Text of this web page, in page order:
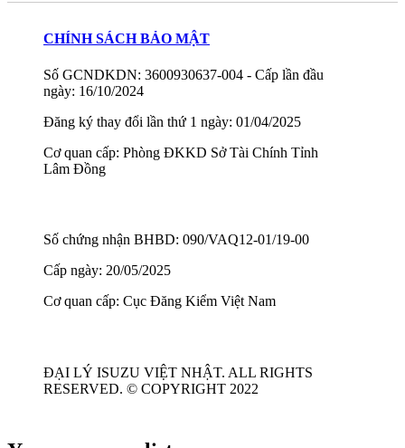
CHÍNH SÁCH BẢO MẬT
Số GCNDKDN: 3600930637-004 - Cấp lần đầu
ngày: 16/10/2024
Đăng ký thay đổi lần thứ 1 ngày: 01/04/2025
Cơ quan cấp: Phòng ĐKKD Sở Tài Chính Tỉnh
Lâm Đồng
Số chứng nhận BHBD: 090/VAQ12-01/19-00
Cấp ngày: 20/05/2025
Cơ quan cấp: Cục Đăng Kiểm Việt Nam
ĐẠI LÝ ISUZU VIỆT NHẬT. ALL RIGHTS
RESERVED. © COPYRIGHT 2022